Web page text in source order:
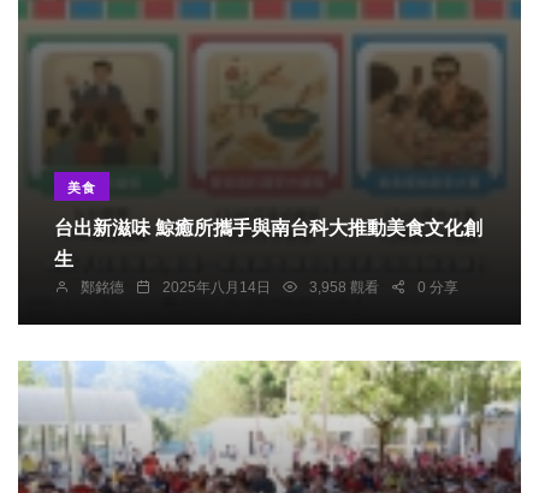
美食
台出新滋味 鯨癒所攜手與南台科大推動美食文化創
生
鄭銘德 2025年八月14日 3,958 觀看 0 分享